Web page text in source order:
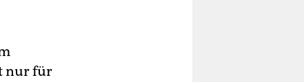
nur für